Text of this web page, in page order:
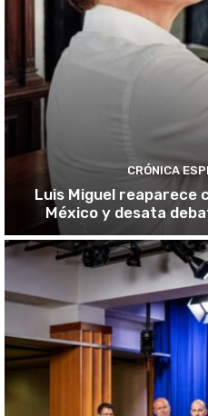
CRÓNICA
Luis Miguel reaparece
México y desata